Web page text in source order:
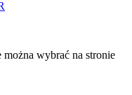
wybrać na stronie